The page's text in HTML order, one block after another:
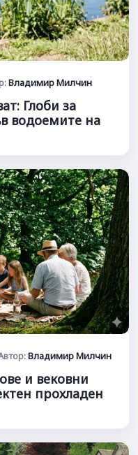
Владимир Милчин
Глоби за
водоемите на
Владимир Милчин
и вековни
прохладен